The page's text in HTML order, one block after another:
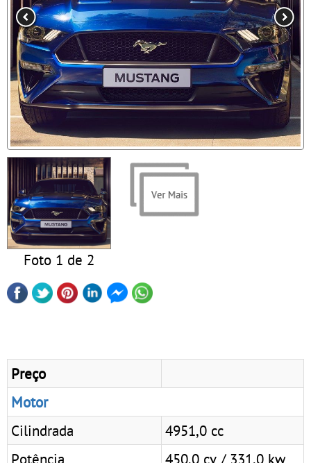
Foto 1 de 2
Preço
Motor
Cilindrada
4951,0 cc
Potência
450,0 cv / 331,0 kw